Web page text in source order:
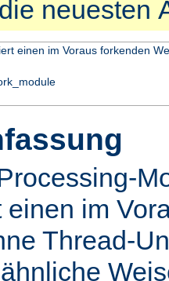
neuesten
einen im Voraus forkenden
im
Thread-